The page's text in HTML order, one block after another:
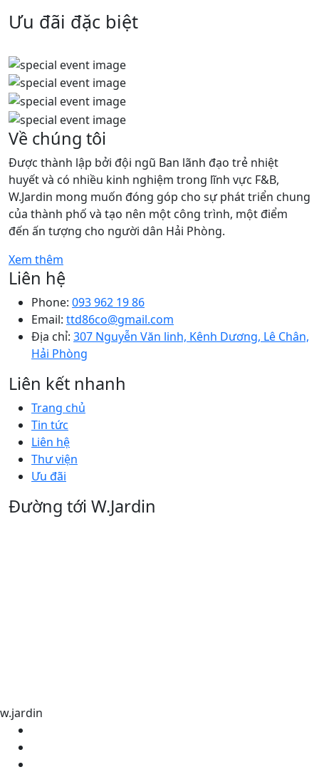
Ưu đãi đặc biệt
Về chúng tôi
Được thành lập bởi đội ngũ Ban lãnh đạo trẻ nhiệt
huyết và có nhiều kinh nghiệm trong lĩnh vực F&B,
W.Jardin mong muốn đóng góp cho sự phát triển chung
của thành phố và tạo nên một công trình, một điểm
đến ấn tượng cho người dân Hải Phòng.
Xem thêm
Liên hệ
Phone: 093 962 19 86
Email: ttd86co@gmail.com
Địa chỉ: 307 Nguyễn Văn linh, Kênh Dương, Lê Chân,
Hải Phòng
Liên kết nhanh
Trang chủ
Tin tức
Liên hệ
Thư viện
Ưu đãi
Đường tới W.Jardin
w.jardin